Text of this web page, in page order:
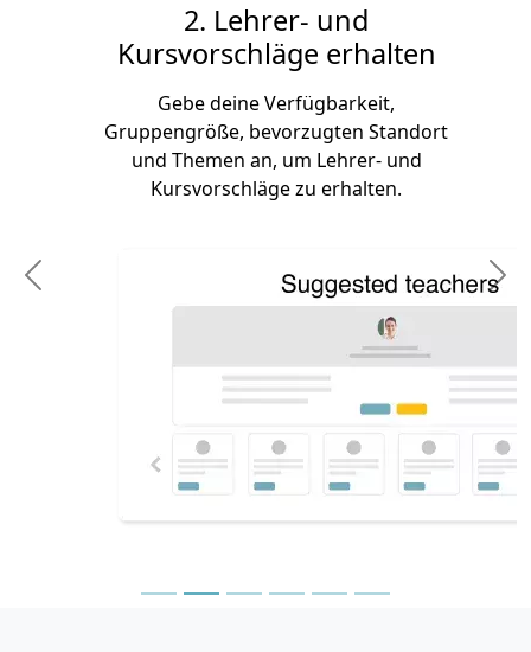
2. Lehrer- und
Kursvorschläge erhalten
Gebe deine Verfügbarkeit,
Gruppengröße, bevorzugten Standort
und Themen an, um Lehrer- und
Kursvorschläge zu erhalten.
Previous